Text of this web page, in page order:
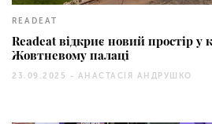
READEAT
Readeat відкриє новий простір
Жовтневому палаці
23.09.2025 - АНАСТАСІЯ АНДРУШКО